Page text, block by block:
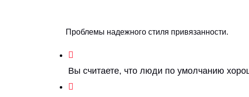
Проблемы надежного стиля привязанности.
Вы считаете, что люди по умолчанию